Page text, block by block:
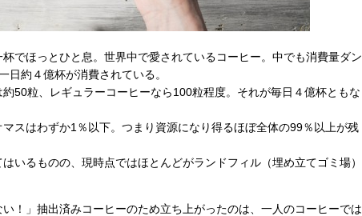
でほっとひと息。世界中で愛されているコーヒー。中でも消費量ダン
日約４億杯が消費されている。
50粒、レギュラーコーヒーなら100粒程度。それが毎日４億杯ともな
スはわずか1％以下。つまり資源になり得るほぼ全体の99％以上が残
いるものの、現時点ではほとんどがランドフィル（埋め立てゴミ場）
！」抽出済みコーヒーのため立ち上がったのは、一人のコーヒーでは